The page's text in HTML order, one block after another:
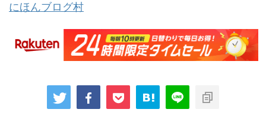
にほんブログ村